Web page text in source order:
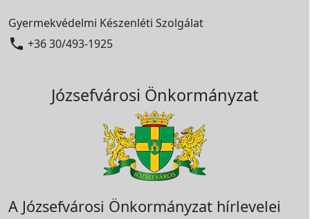
Gyermekvédelmi Készenléti Szolgálat
 +36 30/493-1925
Józsefvárosi Önkormányzat
A Józsefvárosi Önkormányzat hírlevelei